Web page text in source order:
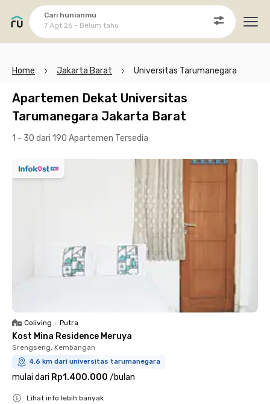
Cari hunianmu
7 Agt 26 - Belum tahu
Home Jakarta Barat Universitas Tarumanegara
Apartemen Dekat Universitas
Tarumanegara Jakarta Barat
1 - 30 dari 190 Apartemen Tersedia
Coliving • Putra
Kost Mina Residence Meruya
Srengseng, Kembangan
4.6 km dari universitas tarumanegara
mulai dari Rp1.400.000 /bulan
Lihat info lebih banyak